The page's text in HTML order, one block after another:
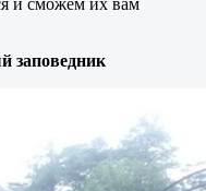
и сможем их вам
заповедник